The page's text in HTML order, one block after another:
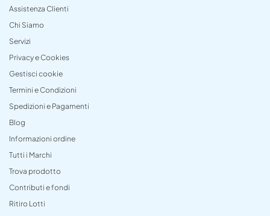
Assistenza Clienti
Chi Siamo
Servizi
Privacy e Cookies
Gestisci cookie
Termini e Condizioni
Spedizioni e Pagamenti
Blog
Informazioni ordine
Tutti i Marchi
Trova prodotto
Contributi e fondi
Ritiro Lotti